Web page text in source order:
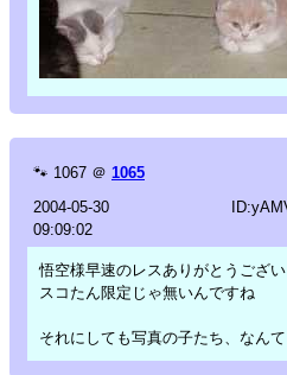
🐾 1067 ＠ 1065
2004-05-30
09:09:02
悟空様早速のレスありがとうござい
スコたん限定じゃ無いんですね
それにしても写真の子たち、なん